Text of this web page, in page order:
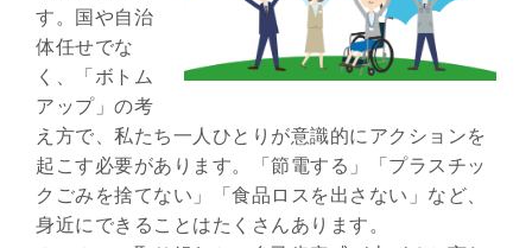
す。国や自治
体任せでな
く、「ボトム
アップ」の考
え方で、私たち一人ひとりが意識的にアクションを
起こす必要があります。「節電する」「プラスチッ
クごみを捨てない」「食品ロスを出さない」など、
身近にできることはたくさんあります。